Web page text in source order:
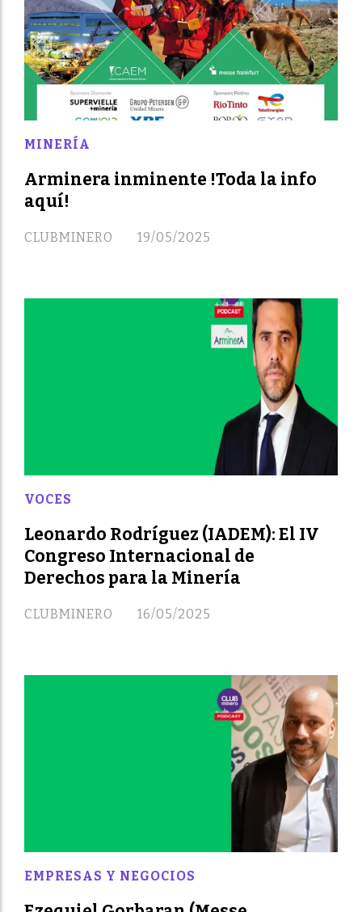
Arminera inminente !Toda la info
aquí!
CLUBMINERO
MINERÍA
19/05/2025
Leonardo Rodríguez (IADEM): El IV
Congreso Internacional de
Derechos para la Minería
CLUBMINERO
VOCES
16/05/2025
EMPRESAS Y NEGOCIOS